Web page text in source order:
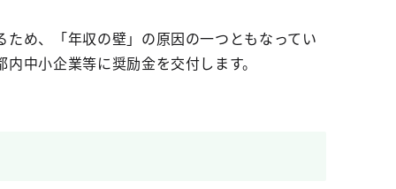
め、「年収の壁」の原因の一つともなってい
中小企業等に奨励金を交付します。